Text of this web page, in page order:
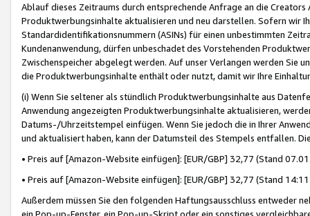
Ablauf dieses Zeitraums durch entsprechende Anfrage an die
Produktwerbungsinhalte aktualisieren und neu darstellen. Sofern wir
Standardidentifikationsnummern (ASINs) für einen unbestimmten
Kundenanwendung, dürfen unbeschadet des Vorstehenden
Zwischenspeicher abgelegt werden. Auf unser Verlangen werden Sie
die Produktwerbungsinhalte enthält oder nutzt, damit wir Ihre
(i) Wenn Sie seltener als stündlich Produktwerbungsinhalte aus
Anwendung angezeigten Produktwerbungsinhalte aktualisieren,
Datums-/Uhrzeitstempel einfügen. Wenn Sie jedoch die in Ihrer
und aktualisiert haben, kann der Datumsteil des Stempels entfallen.
• Preis auf [Amazon-Website einfügen]: [EUR/GBP] 32,77 (Stand
• Preis auf [Amazon-Website einfügen]: [EUR/GBP] 32,77 (Stand
Außerdem müssen Sie den folgenden Haftungsausschluss entweder
ein Pop-up-Fenster, ein Pop-up-Skript oder ein sonstiges